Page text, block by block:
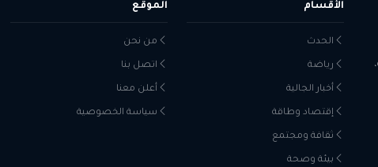
الأقسام
الحدث
رياضة
أخبار الجالية
إقتصاد وطاقة
ثقافة ومجتمع
بيئة وصحة
الموقع
من نحن
اتصل بنا
أعلن معنا
سياسة الخصوصية